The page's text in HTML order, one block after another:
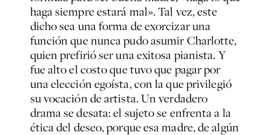
haga siempre estará mal». Tal vez, este
dicho sea una forma de exorcizar una
función que nunca pudo asumir Charlotte,
quien prefirió ser una exitosa pianista. Y
fue alto el costo que tuvo que pagar por
una elección egoísta, con la que privilegió
su vocación de artista. Un verdadero
drama se desata: el sujeto se enfrenta a la
ética del deseo, porque esa madre, de algún